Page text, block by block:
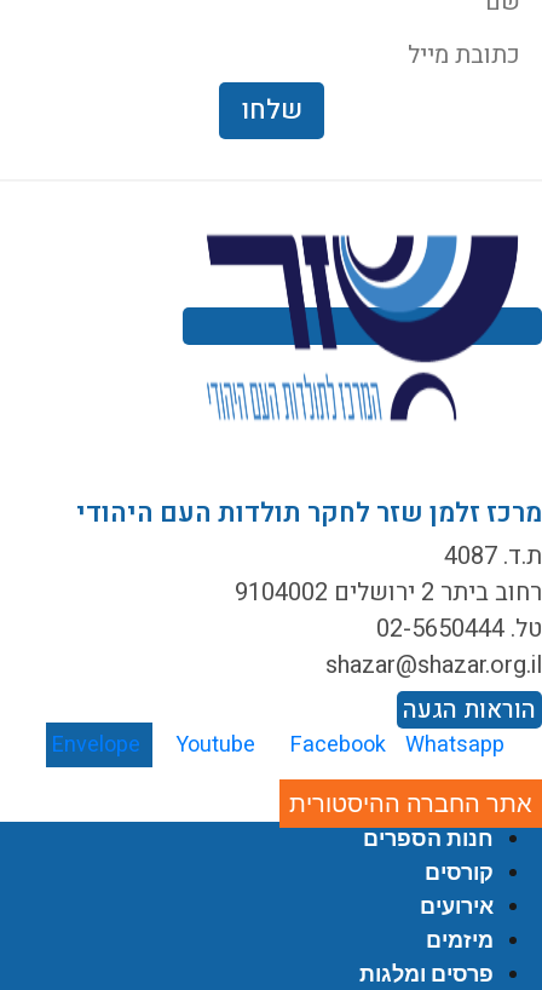
זלמן שזר לחקר תולדות העם היהודי
4087
ביתר 2 ירושלים 9104002
הגעה
Envelope Youtube Facebook Whatsapp
אתר החברה ההיסטורית
חנות הספרים
קורסים
אירועים
מיזמים
פרסים ומלגות